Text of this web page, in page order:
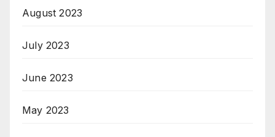
August 2023
July 2023
June 2023
May 2023